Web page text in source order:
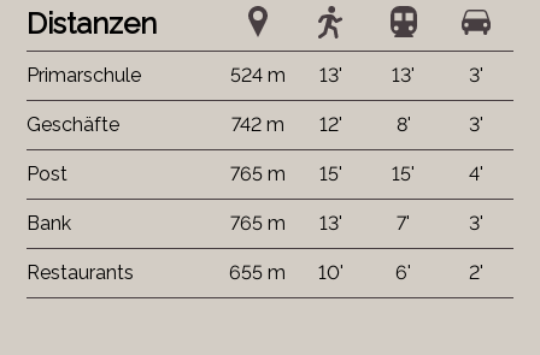
Distanzen
Primarschule 524 m 13' 13' 3'
Geschäfte 742 m 12' 8' 3'
Post 765 m 15' 15' 4'
Bank 765 m 13' 7' 3'
Restaurants 655 m 10' 6' 2'